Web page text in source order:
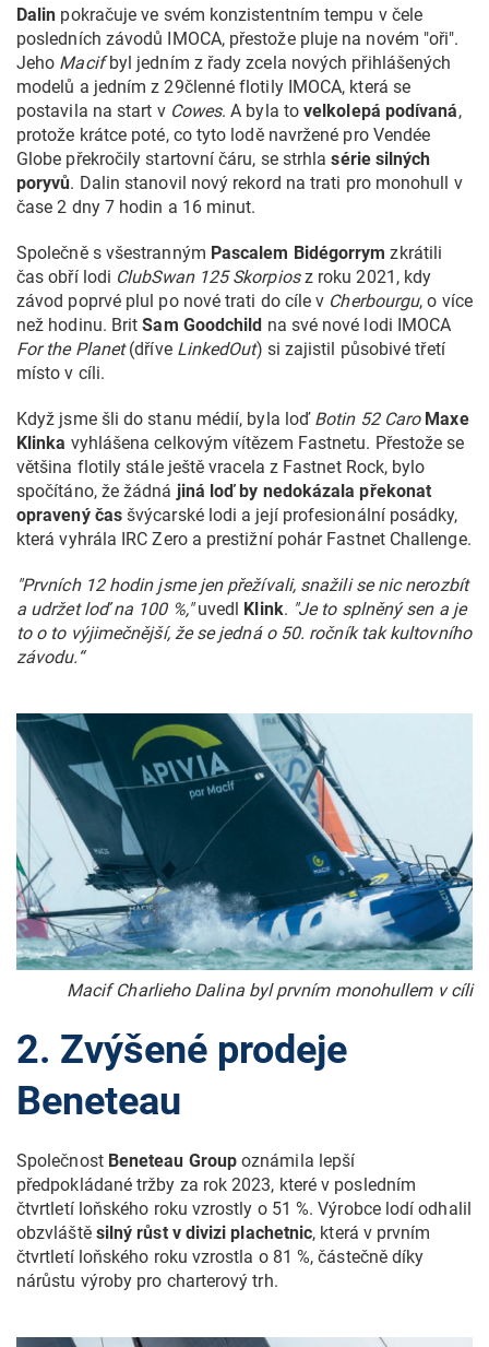
Dalin pokračuje ve svém konzistentním tempu v čele
posledních závodů IMOCA, přestože pluje na novém "oři".
Jeho Macifbyl jedním z řady zcela nových přihlášených
modelů a jedním z 29členné flotily IMOCA, která se
postavila na start v Cowes. A byla tovelkolepá podívaná,
protože krátce poté, co tyto lodě navržené pro Vendée
Globe překročily startovní čáru, se strhlasérie silných
poryvů. Dalin stanovil nový rekord na trati pro monohull v
čase 2 dny 7 hodin a 16 minut.
Společně s všestranným Pascalem Bidégorrym zkrátili
čas obří lodi ClubSwan 125 Skorpiosz roku 2021, kdy
závod poprvé plul po nové trati do cíle v Cherbourgu, o více
než hodinu. BritSam Goodchild na své nové lodi IMOCA
For the Planet(dříve LinkedOut) si zajistil působivé třetí
místo v cíli.
Když jsme šli do stanu médií, byla loď Botin 52 Caro Maxe
Klinka vyhlášena celkovým vítězem Fastnetu. Přestože se
většina flotily stále ještě vracela z Fastnet Rock, bylo
spočítáno, že žádná jiná loď by nedokázala překonat
opravený časšvýcarské lodi a její profesionální posádky,
která vyhrála IRC Zero a prestižní pohár Fastnet Challenge.
"Prvních 12 hodin jsme jen přežívali, snažili se nic nerozbít
a udržet loď na 100 %,"uvedl Klink. "Je to splněný sen a je
to o to výjimečnější, že se jedná o 50. ročník tak kultovního
závodu.“
Macif Charlieho Dalina byl prvním monohullem v cíli
2. Zvýšené prodeje
Beneteau
Společnost Beneteau Group oznámila lepší
předpokládané tržby za rok 2023, které v posledním
čtvrtletí loňského roku vzrostly o 51 %. Výrobce lodí odhalil
obzvláště silný růst v divizi plachetnic, která v prvním
čtvrtletí loňského roku vzrostla o 81 %, částečně díky
nárůstu výroby pro charterový trh.